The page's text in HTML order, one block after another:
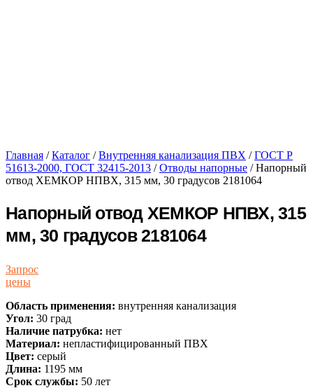
Главная /Каталог /Внутренняя канализация ПВХ /ГОСТ Р
51613-2000, ГОСТ 32415-2013 /Отводы напорные / Напорный
отвод ХЕМКОР НПВХ, 315 мм, 30 градусов 2181064
Напорный отвод ХЕМКОР НПВХ, 315
мм, 30 градусов 2181064
Запрос
цены
Область применения: внутренняя канализация
Угол: 30 град
Наличие патрубка: нет
Материал: непластифицированный ПВХ
Цвет: серый
Длина: 1195 мм
Срок службы: 50 лет